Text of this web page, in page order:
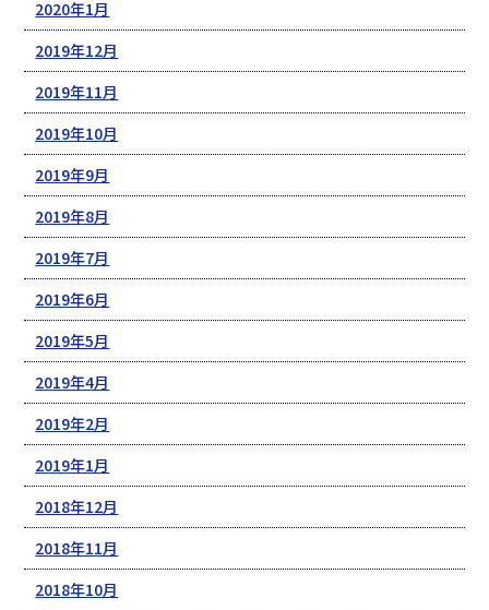
2020年1月
2019年12月
2019年11月
2019年10月
2019年9月
2019年8月
2019年7月
2019年6月
2019年5月
2019年4月
2019年2月
2019年1月
2018年12月
2018年11月
2018年10月